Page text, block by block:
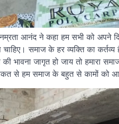
आनंद ने कहा हम सभी को अपने
समाज के हर व्यक्ति का कर्तव्य
जागृत हो जाय तो हमारा
से हम समाज के बहुत से कामों को